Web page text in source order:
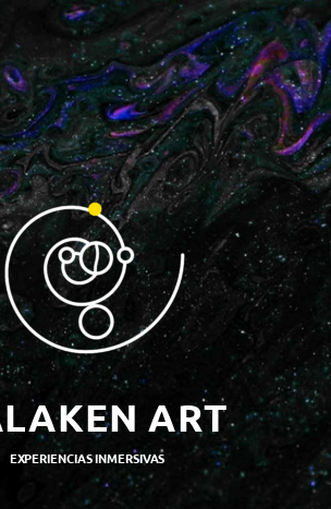
ART
EXPERIENCIAS INMERSIVAS